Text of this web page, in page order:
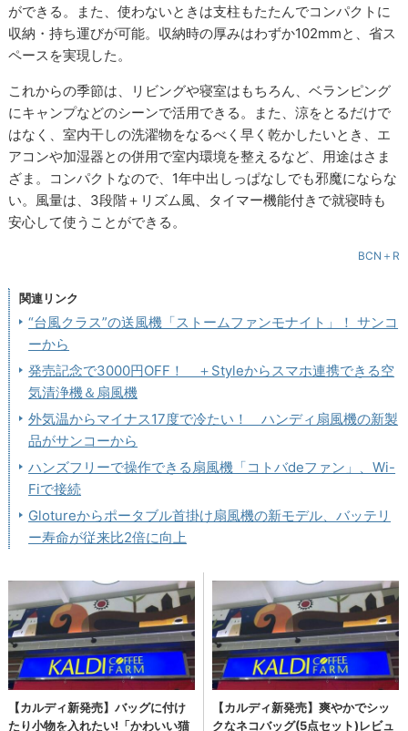
ができる。また、使わないときは支柱もたたんでコンパクトに
収納・持ち運びが可能。収納時の厚みはわずか102mmと、省ス
ペースを実現した。
これからの季節は、リビングや寝室はもちろん、ベランピング
にキャンプなどのシーンで活用できる。また、涼をとるだけで
はなく、室内干しの洗濯物をなるべく早く乾かしたいとき、エ
アコンや加湿器との併用で室内環境を整えるなど、用途はさま
ざま。コンパクトなので、1年中出しっぱなしでも邪魔にならな
い。風量は、3段階＋リズム風、タイマー機能付きで就寝時も
安心して使うことができる。
BCN＋R
関連リンク
“台風クラス”の送風機「ストームファンモナイト」！ サンコ
ーから
発売記念で3000円OFF！ ＋Styleからスマホ連携できる空
気清浄機＆扇風機
外気温からマイナス17度で冷たい！ ハンディ扇風機の新製
品がサンコーから
ハンズフリーで操作できる扇風機「コトバdeファン」、Wi-
Fiで接続
Glotureからポータブル首掛け扇風機の新モデル、バッテリ
ー寿命が従来比2倍に向上